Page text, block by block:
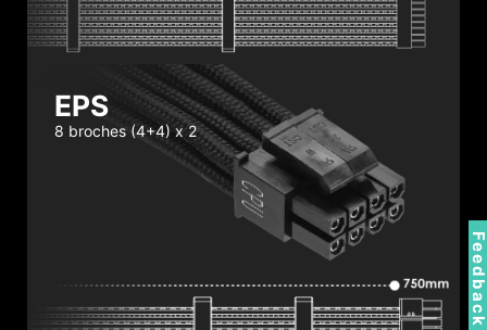
EPS
8 broches (4+4) x 2